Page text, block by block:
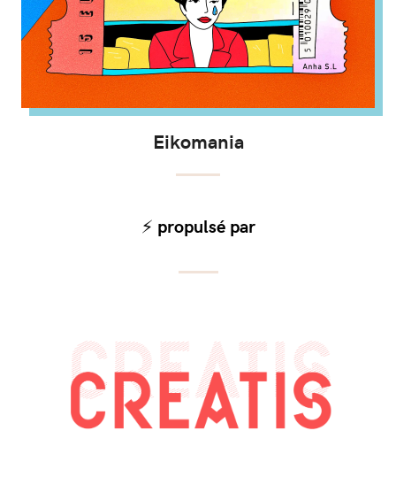
Eikomania
⚡️ propulsé par